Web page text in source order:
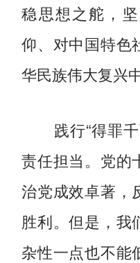
稳思想之舵，
仰、对中国特色
华民族伟大复兴
践行“得罪千
责任担当。党的
治党成效卓著，
胜利。但是，我
杂性一点也不能